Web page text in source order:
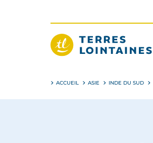
contenu
ACCUEIL ASIE INDE DU SUD